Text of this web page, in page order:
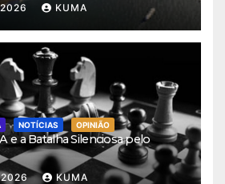
KUMA
NOTÍCIAS OPINIÃO
e a Batalha Silenciosa pelo
2026 KUMA